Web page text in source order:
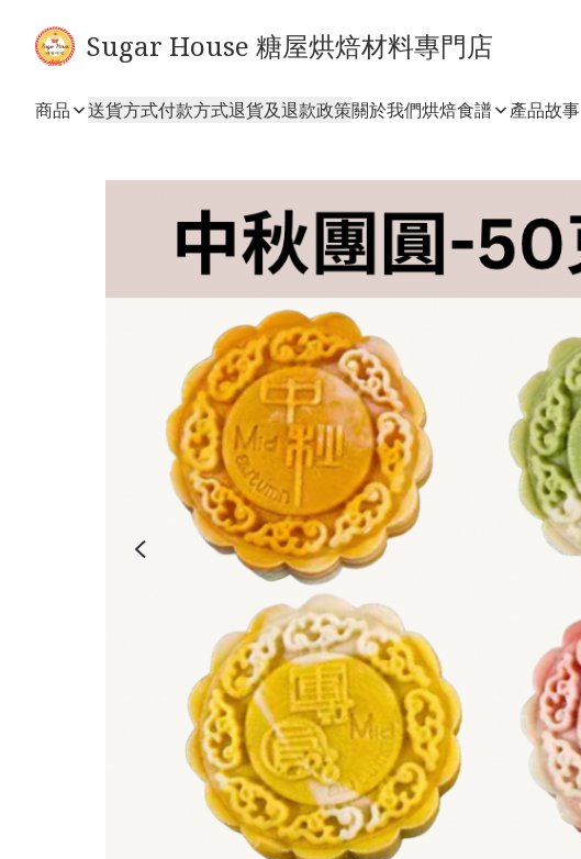
Sugar House 糖屋烘焙材料專門店
商品 送貨方式付款方式退貨及退款政策關於我們烘焙食譜 產品故事